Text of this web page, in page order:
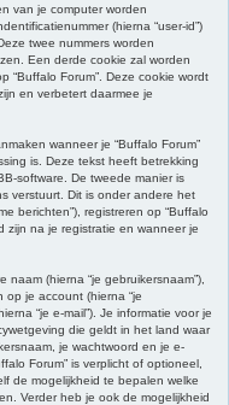
van je computer worden
(hierna “user-id”)
twee nummers worden
Een derde cookie zal worden
“Buffalo Forum”. Deze cookie wordt
en verbetert daarmee je
wanneer je “Buffalo Forum”
is. Deze tekst heeft betrekking
software. De tweede manier is
verstuurt. Dit is onder andere het
berichten”), registreren op “Buffalo
zijn na je registratie en wanneer je
(hierna “je gebruikersnaam”),
je account (hierna “je
“je e-mail”). Je informatie voor je
die geldt in het land waar
je wachtwoord en je e-
Forum” is verplicht of optioneel,
de mogelijkheid te bepalen welke
Verder heb je ook de mogelijkheid